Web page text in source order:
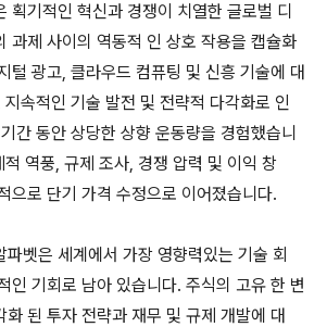
획기적인 혁신과 경쟁이 치열한 글로벌 디
과제 사이의 역동적 인 상호 작용을 캡슐화
털 광고, 클라우드 컴퓨팅 및 신흥 기술에 대
속적인 기술 발전 및 전략적 다각화로 인
간 동안 상당한 상향 운동량을 경험했습니
역풍, 규제 조사, 경쟁 압력 및 이익 창
으로 단기 가격 수정으로 이어졌습니다.
벳은 세계에서 가장 영향력있는 기술 회
인 기회로 남아 있습니다. 주식의 고유 한 변
화 된 투자 전략과 재무 및 규제 개발에 대